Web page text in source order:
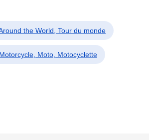
the World, Tour du monde
Motorcycle, Moto, Motocyclette